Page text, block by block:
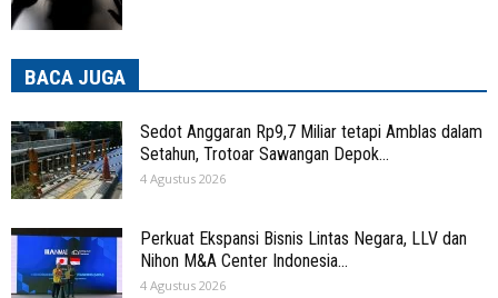
BACA JUGA
Sedot Anggaran Rp9,7 Miliar tetapi Amblas dalam
Setahun, Trotoar Sawangan Depok...
4 Agustus 2026
Perkuat Ekspansi Bisnis Lintas Negara, LLV dan
Nihon M&A Center Indonesia...
4 Agustus 2026